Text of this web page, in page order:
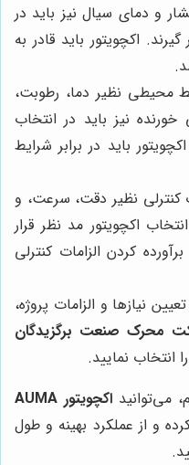
و دمای سیال نیز باید در
اکچویتور باید قادر به
محیطی نظیر دما، رطوبت،
نیز باید در انتخاب
باید در برابر شرایط
کنترلی نظیر دقت، سرعت، و
اکچویتور مد نظر قرار
کردن الزامات کنترلی
نیازها و الزامات پروژه،
محرک صنعت برگزیدگان
انتخاب نمایید.
می‌توانید اکچویتور AUMA
و از عملکرد بهینه و طول